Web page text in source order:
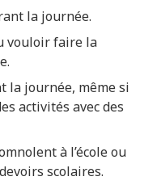
la journée.
vouloir faire la
la journée, même si
activités avec des
à l’école ou
scolaires.